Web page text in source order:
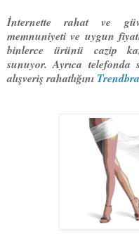
İnternette rahat ve
memnuniyeti ve uygun
binlerce ürünü cazip
sunuyor. Ayrıca telefonda
alışveriş rahatlığını